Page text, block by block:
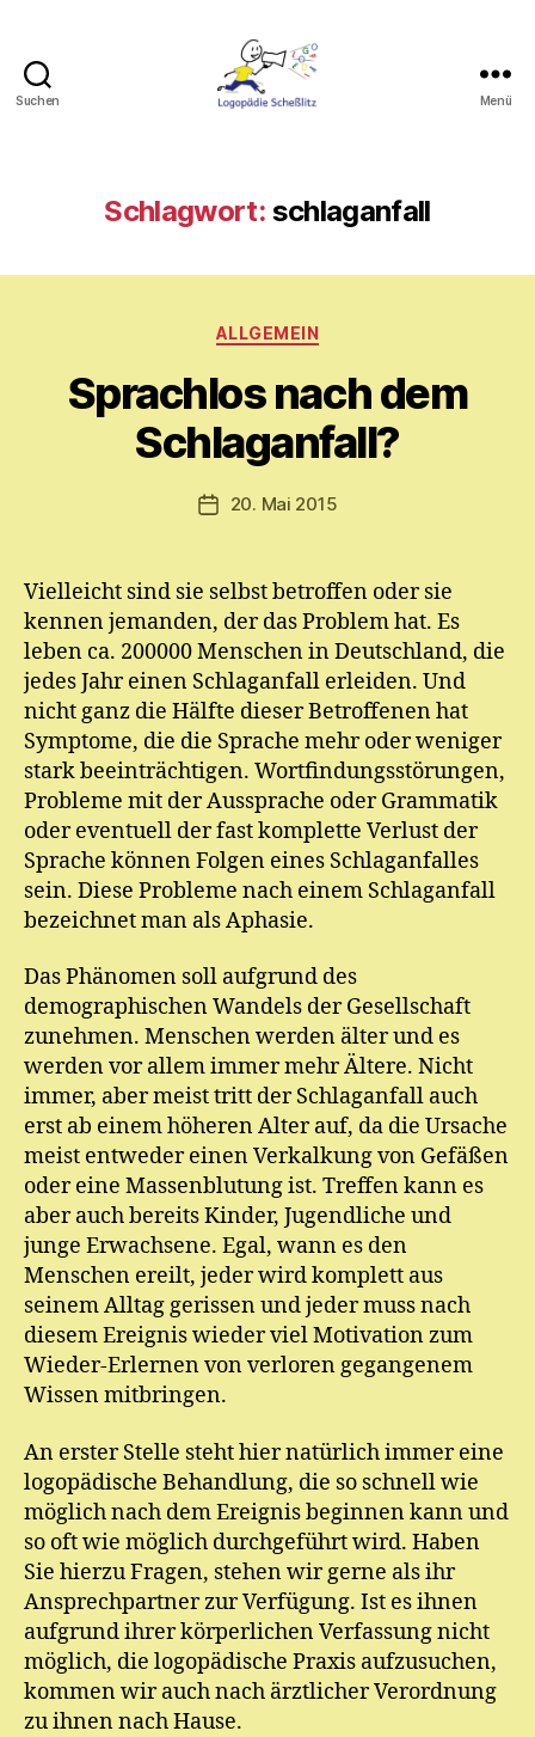
Suchen Menü
Schlagwort: schlaganfall
Kategorien
ALLGEMEIN
Sprachlos nach dem
Schlaganfall?
Beitragsautor
V
n
M
y
ri
m
ic
h
el
Veröffentlichungsdatum
20. Mai 2015
Vielleicht sind sie selbst betroffen oder sie
kennen jemanden, der das Problem hat. Es
leben ca. 200000 Menschen in Deutschland, die
jedes Jahr einen Schlaganfall erleiden. Und
nicht ganz die Hälfte dieser Betroffenen hat
Symptome, die die Sprache mehr oder weniger
stark beeinträchtigen. Wortfindungsstörungen,
Probleme mit der Aussprache oder Grammatik
oder eventuell der fast komplette Verlust der
Sprache können Folgen eines Schlaganfalles
sein. Diese Probleme nach einem Schlaganfall
bezeichnet man als Aphasie.
Das Phänomen soll aufgrund des
demographischen Wandels der Gesellschaft
zunehmen. Menschen werden älter und es
werden vor allem immer mehr Ältere. Nicht
immer, aber meist tritt der Schlaganfall auch
erst ab einem höheren Alter auf, da die Ursache
meist entweder einen Verkalkung von Gefäßen
oder eine Massenblutung ist. Treffen kann es
aber auch bereits Kinder, Jugendliche und
junge Erwachsene. Egal, wann es den
Menschen ereilt, jeder wird komplett aus
seinem Alltag gerissen und jeder muss nach
diesem Ereignis wieder viel Motivation zum
Wieder-Erlernen von verloren gegangenem
Wissen mitbringen.
An erster Stelle steht hier natürlich immer eine
logopädische Behandlung, die so schnell wie
möglich nach dem Ereignis beginnen kann und
so oft wie möglich durchgeführt wird. Haben
Sie hierzu Fragen, stehen wir gerne als ihr
Ansprechpartner zur Verfügung. Ist es ihnen
aufgrund ihrer körperlichen Verfassung nicht
möglich, die logopädische Praxis aufzusuchen,
kommen wir auch nach ärztlicher Verordnung
zu ihnen nach Hause.